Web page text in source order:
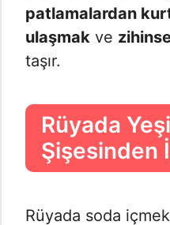
patlamalardan
ulaşmak ve
taşır.
Rüyada
Şişesinden
Rüyada soda